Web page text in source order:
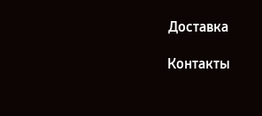
Доставка
Контакты